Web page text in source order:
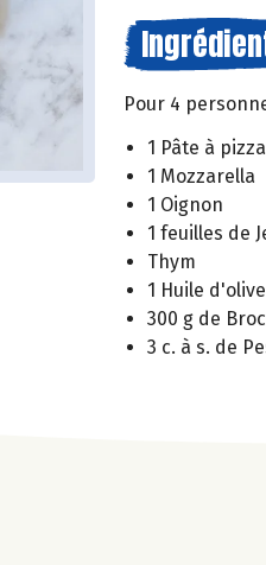
Pour 4
1 Pâte à pizza
1 Mozzarella
1 Oignon
1 feuilles de
Thym
1 Huile d'olive
300 g de
3 c. à s. de